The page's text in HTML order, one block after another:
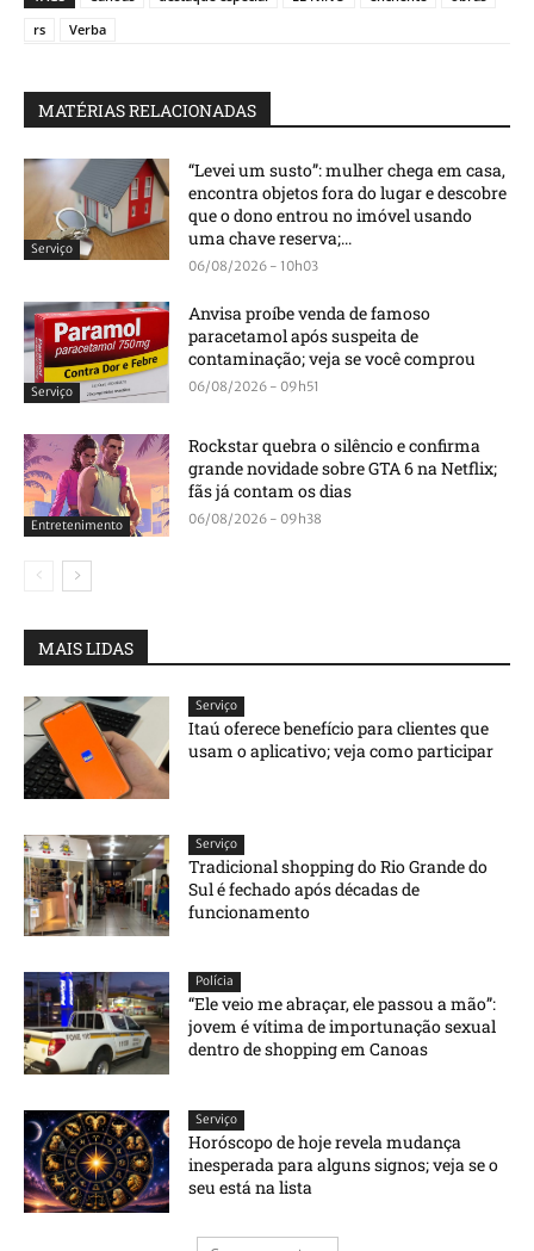
rs
Verba
MATÉRIAS RELACIONADAS
Serviço
“Levei um susto”: mulher chega em casa,
encontra objetos fora do lugar e descobre
que o dono entrou no imóvel usando
uma chave reserva;...
06/08/2026 - 10h03
Serviço
Anvisa proíbe venda de famoso
paracetamol após suspeita de
contaminação; veja se você comprou
06/08/2026 - 09h51
Entretenimento
Rockstar quebra o silêncio e confirma
grande novidade sobre GTA 6 na Netflix;
fãs já contam os dias
06/08/2026 - 09h38
MAIS LIDAS
Serviço
Itaú oferece benefício para clientes que
usam o aplicativo; veja como participar
Serviço
Tradicional shopping do Rio Grande do
Sul é fechado após décadas de
funcionamento
Polícia
“Ele veio me abraçar, ele passou a mão”:
jovem é vítima de importunação sexual
dentro de shopping em Canoas
Serviço
Horóscopo de hoje revela mudança
inesperada para alguns signos; veja se o
seu está na lista